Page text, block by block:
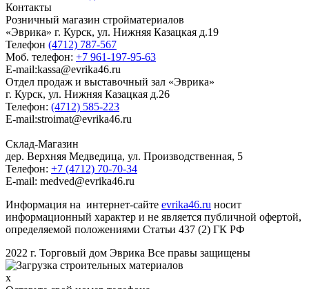
Контакты
Розничный магазин стройматериалов
«Эврика» г. Курск, ул. Нижняя Казацкая д.19
Телефон (4712) 787-567
Моб. телефон: +7 961-197-95-63
E-mail:kassa@evrika46.ru
Отдел продаж и выставочный зал «Эврика»
г. Курск, ул. Нижняя Казацкая д.26
Телефон: (4712) 585-223
E-mail:stroimat@evrika46.ru
Склад-Магазин
дер. Верхняя Медведица, ул. Производственная, 5
Телефон: +7 (4712) 70-70-34
E-mail: medved@evrika46.ru
Информация на интернет-сайте evrika46.ru носит
информационный характер и не является публичной офертой,
определяемой положениями Статьи 437 (2) ГК РФ
2022 г. Торговый дом Эврика Все правы защищены
x